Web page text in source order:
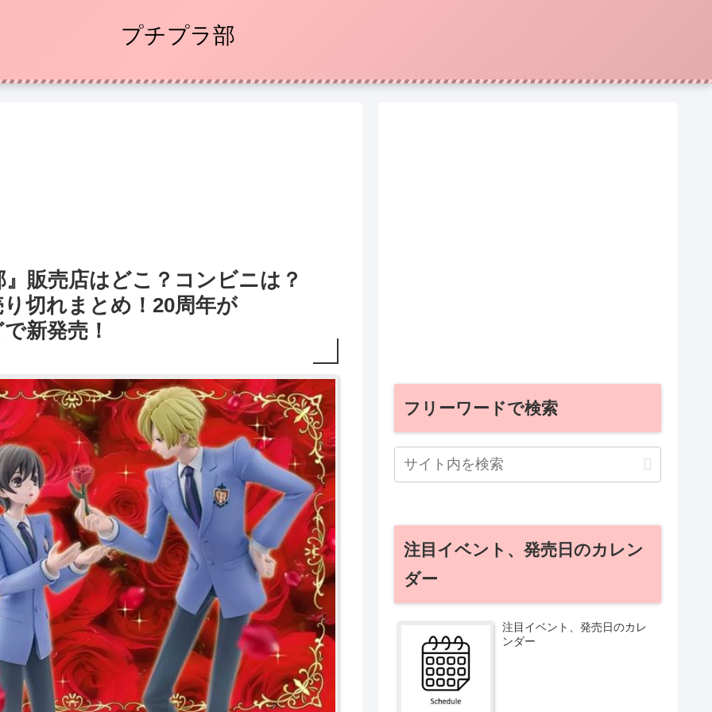
プチプラ部
販売店はどこ？コンビニは？
切れまとめ！20周年が
新発売！
フリーワードで検索
注目イベント、発売日のカレン
ダー
注目イベント、発売日のカレ
ンダー